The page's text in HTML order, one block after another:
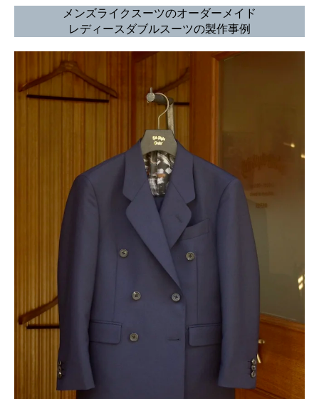
メンズライクスーツのオーダーメイド
レディースダブルスーツの製作事例